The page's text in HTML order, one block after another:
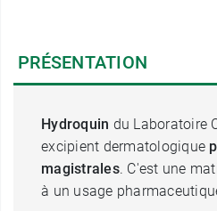
PRÉSENTATION
Hydroquin du Laboratoire
excipient dermatologique
magistrales. C'est une
à un usage